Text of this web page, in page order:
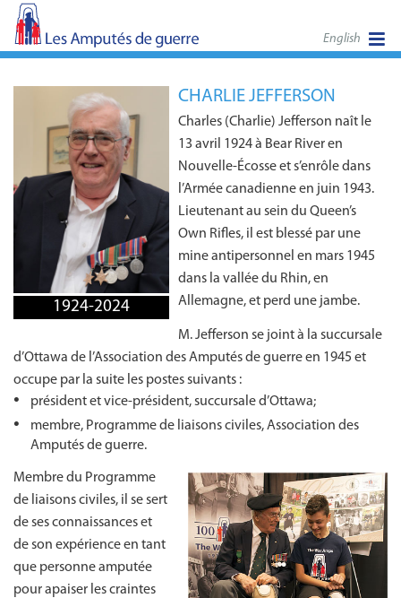
English
1924-2024
CHARLIE JEFFERSON
Charles (Charlie) Jefferson naît le
13 avril 1924 à Bear River en
Nouvelle-Écosse et s’enrôle dans
l’Armée canadienne en juin 1943.
Lieutenant au sein du Queen’s
Own Rifles, il est blessé par une
mine antipersonnel en mars 1945
dans la vallée du Rhin, en
Allemagne, et perd une jambe.
M. Jefferson se joint à la succursale
d’Ottawa de l’Association des Amputés de guerre en 1945 et
occupe par la suite les postes suivants :
président et vice-président, succursale d’Ottawa;
membre, Programme de liaisons civiles, Association des
Amputés de guerre.
Membre du Programme
de liaisons civiles, il se sert
de ses connaissances et
de son expérience en tant
que personne amputée
pour apaiser les craintes